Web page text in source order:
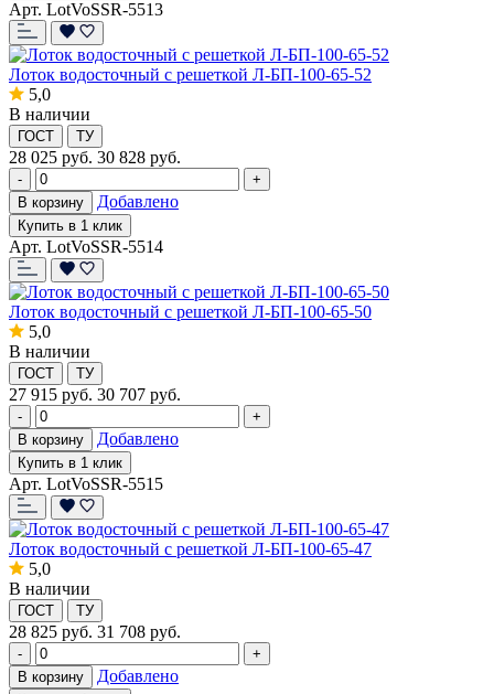
Арт. LotVoSSR-5513
Лоток водосточный с решеткой Л-БП-100-65-52
5,0
В наличии
ГОСТ ТУ
28 025 руб. 30 828 руб.
-
+
В корзину
Добавлено
Купить в 1 клик
Арт. LotVoSSR-5514
Лоток водосточный с решеткой Л-БП-100-65-50
5,0
В наличии
ГОСТ ТУ
27 915 руб. 30 707 руб.
-
+
В корзину
Добавлено
Купить в 1 клик
Арт. LotVoSSR-5515
Лоток водосточный с решеткой Л-БП-100-65-47
5,0
В наличии
ГОСТ ТУ
28 825 руб. 31 708 руб.
-
+
В корзину
Добавлено